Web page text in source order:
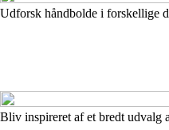
Udforsk håndbolde i forskellige
Bliv inspireret af et bredt udvalg